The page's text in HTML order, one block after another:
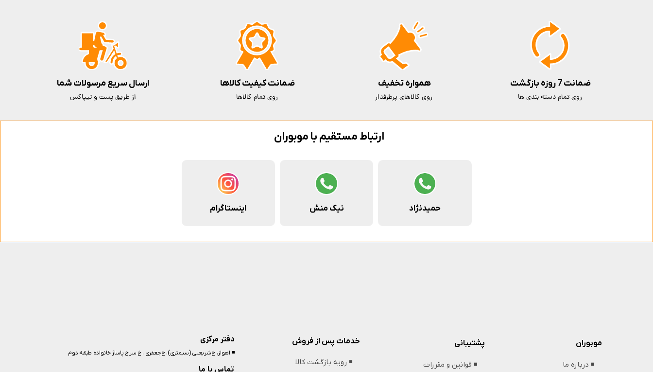
ارتباط مستقیم با موبوران
حمیدنژاد نیک منش اینستاگرام
ضمانت 7 روزه بازگشت
روی تمام دسته بندی ها
ارسال سریع مرسولات شما
از طریق پست و تیپاکس
ضمانت کیفیت کالاها
روی تمام کالاها
همواره تخفیف
روی کالاهای پرطرفدار
دفتر مرکزی
◾️ اهواز، خ شریعتی (سیمتری)، خ جعفری ، خ سراج پاساژ خانواده طبقه دوم
پشتیبانی
◾️ قوانین و مقررات
موبوران
◾️ درباره ما
خدمات پس از فروش
◾️ رویه بازگشت کالا